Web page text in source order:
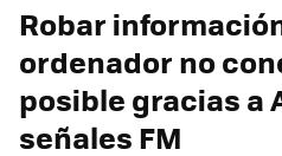
Robar
ordenador no
posible gracias a
señales FM